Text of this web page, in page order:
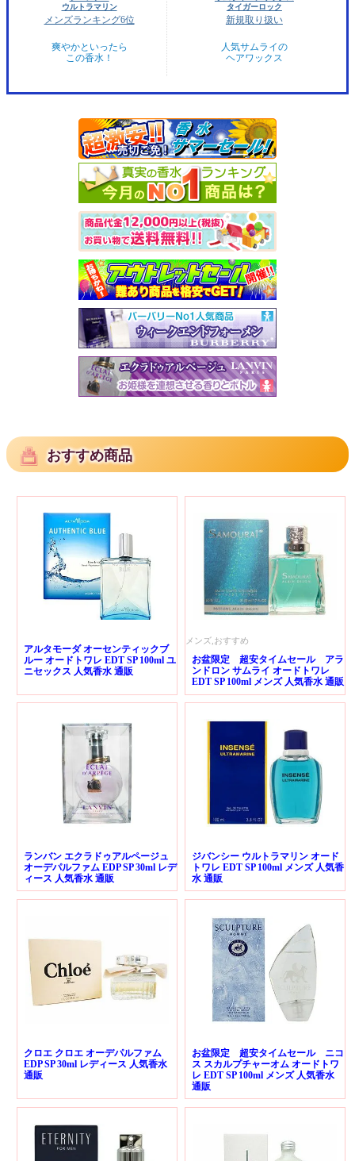
ウルトラマリン
メンズランキング6位
爽やかといったら
この香水！
タイガーロック
新規取り扱い
人気サムライの
ヘアワックス
おすすめ商品
アルタモーダ オーセンティックブ
ルー オードトワレ EDT SP 100ml ユ
ニセックス 人気香水 通販
メンズ,おすすめ
お盆限定 超安タイムセール アラ
ンドロン サムライ オードトワレ
EDT SP 100ml メンズ 人気香水 通販
ランバン エクラドゥアルページュ
オーデパルファム EDP SP 30ml レデ
ィース 人気香水 通販
ジバンシー ウルトラマリン オード
トワレ EDT SP 100ml メンズ 人気香
水 通販
クロエ クロエ オーデパルファム
EDP SP 30ml レディース 人気香水
通販
お盆限定 超安タイムセール ニコ
ス スカルプチャーオム オードトワ
レ EDT SP 100ml メンズ 人気香水
通販